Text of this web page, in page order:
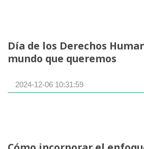
Día de los Derechos
mundo que queremos
2024-12-06 10:31:59